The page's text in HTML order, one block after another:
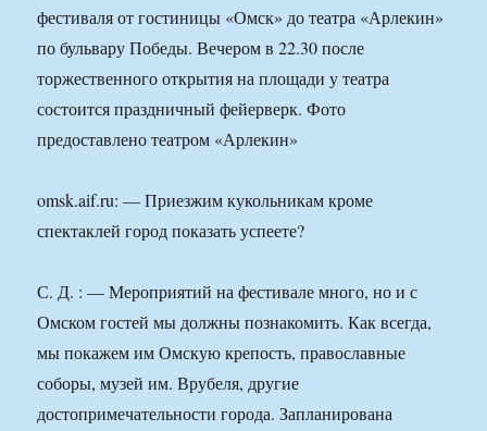
фестиваля от гостиницы «Омск» до театра «Арлекин»
по бульвару Победы. Вечером в 22.30 после
торжественного открытия на площади у театра
состоится праздничный фейерверк. Фото
предоставлено театром «Арлекин»
omsk.aif.ru: — Приезжим кукольникам кроме
спектаклей город показать успеете?
С. Д. : — Мероприятий на фестивале много, но и с
Омском гостей мы должны познакомить. Как всегда,
мы покажем им Омскую крепость, православные
соборы, музей им. Врубеля, другие
достопримечательности города. Запланирована